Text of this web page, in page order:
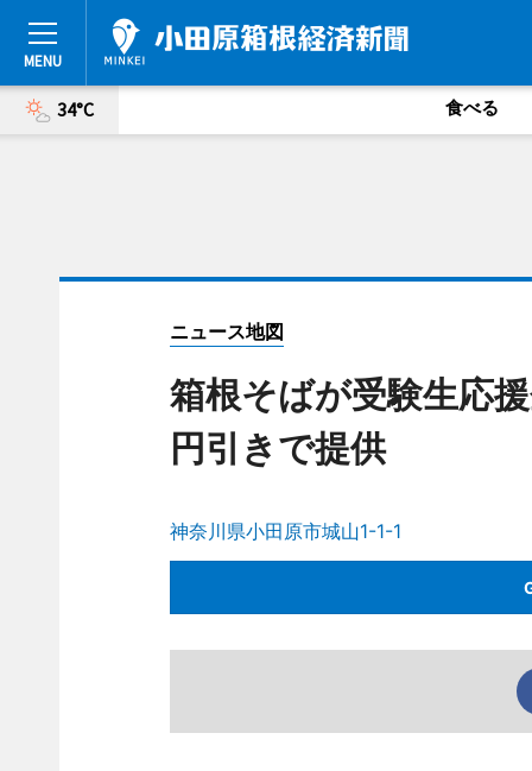
34°C 食べる
ニュース地図
箱根そばが受験生応
円引きで提供
神奈川県小田原市城山1-1-1